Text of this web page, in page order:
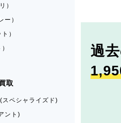
過
）
ー）
）
取
ペシャライズド)
ント)